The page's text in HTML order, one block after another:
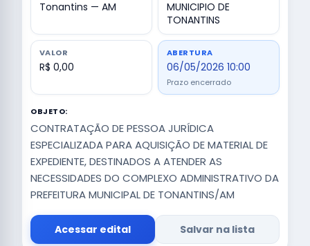
Tonantins — AM
MUNICIPIO DE
TONANTINS
VALOR
R$ 0,00
ABERTURA
06/05/2026 10:00
Prazo encerrado
OBJETO:
CONTRATAÇÃO DE PESSOA JURÍDICA
ESPECIALIZADA PARA AQUISIÇÃO DE MATERIAL DE
EXPEDIENTE, DESTINADOS A ATENDER AS
NECESSIDADES DO COMPLEXO ADMINISTRATIVO DA
PREFEITURA MUNICIPAL DE TONANTINS/AM
Acessar edital Salvar na lista